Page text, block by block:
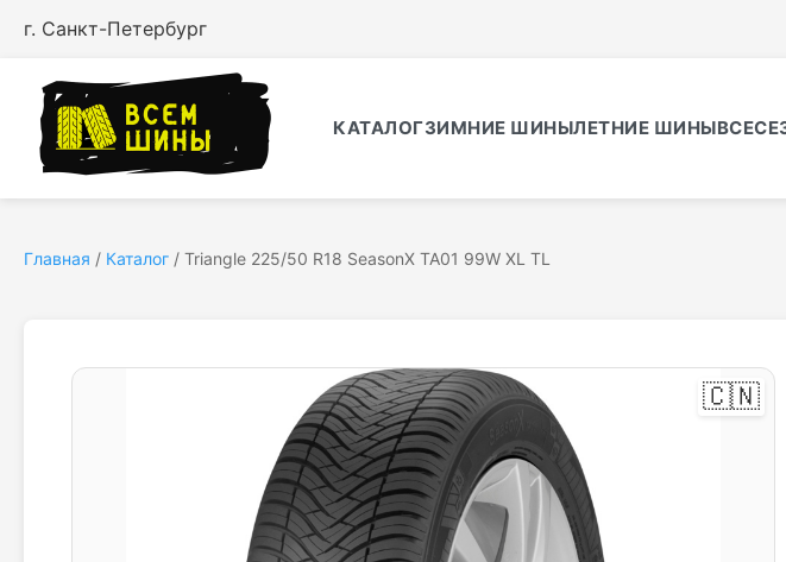
г. Санкт-Петербург
КАТАЛОГЗИМНИЕ ШИНЫЛЕТНИЕ ШИНЫ
Главная / Каталог / Triangle 225/50 R18 SeasonX TA01 99W XL TL
🇨🇳